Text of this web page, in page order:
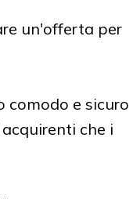
un'offerta per
comodo e sicuro
che i